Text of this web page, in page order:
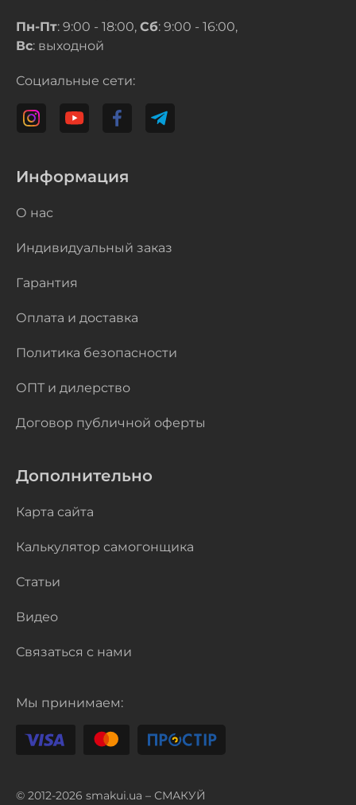
Пн-Пт: 9:00 - 18:00, Сб: 9:00 - 16:00,
Вс: выходной
Социальные сети:
Информация
О нас
Индивидуальный заказ
Гарантия
Оплата и доставка
Политика безопасности
ОПТ и дилерство
Договор публичной оферты
Дополнительно
Карта сайта
Калькулятор самогонщика
Статьи
Видео
Связаться с нами
Мы принимаем:
© 2012-2026 smakui.ua – СМАКУЙ